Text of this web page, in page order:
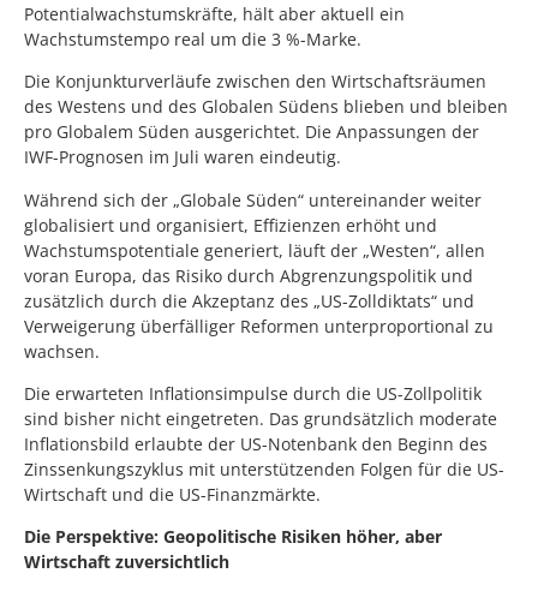
Potentialwachstumskräfte, hält aber aktuell ein
Wachstumstempo real um die 3 %-Marke.
Die Konjunkturverläufe zwischen den Wirtschaftsräumen
des Westens und des Globalen Südens blieben und bleiben
pro Globalem Süden ausgerichtet. Die Anpassungen der
IWF-Prognosen im Juli waren eindeutig.
Während sich der „Globale Süden“ untereinander weiter
globalisiert und organisiert, Effizienzen erhöht und
Wachstumspotentiale generiert, läuft der „Westen“, allen
voran Europa, das Risiko durch Abgrenzungspolitik und
zusätzlich durch die Akzeptanz des „US-Zolldiktats“ und
Verweigerung überfälliger Reformen unterproportional zu
wachsen.
Die erwarteten Inflationsimpulse durch die US-Zollpolitik
sind bisher nicht eingetreten. Das grundsätzlich moderate
Inflationsbild erlaubte der US-Notenbank den Beginn des
Zinssenkungszyklus mit unterstützenden Folgen für die US-
Wirtschaft und die US-Finanzmärkte.
Die Perspektive: Geopolitische Risiken höher, aber
Wirtschaft zuversichtlich